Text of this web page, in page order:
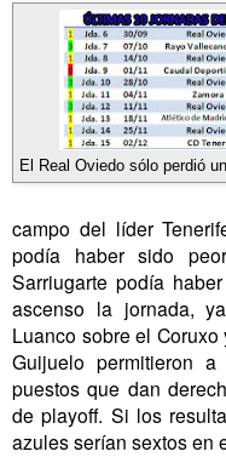
El Real Oviedo sólo perdió
campo del líder
podía haber sido
Sarriugarte podía
ascenso la jornada,
Luanco sobre el
Guijuelo permitieron
puestos que dan
de playoff. Si los
azules serían sextos en